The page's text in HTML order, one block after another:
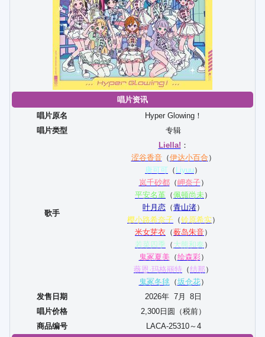
唱片资讯
唱片原名
Hyper Glowing！
唱片类型
专辑
歌手
Liella! ：
涩谷香音（伊达小百合）
唐可可 （ Liyuu）
岚千砂都（岬奈子）
平安名堇 （佩顿尚未 ）
叶月恋 （青山渚）
樱小路希奈子 （铃原希实）
米女芽衣 （薮岛朱音）
若菜四季 （ 大熊和奏 ）
鬼冢夏美 （绘森彩）
薇恩·玛格丽特 （结那 ）
鬼冢冬毬（坂仓花）
发售日期
2026年 7月 8 日
唱片价格
2,300日圆（税前）
商品编号
LACA-25310～4